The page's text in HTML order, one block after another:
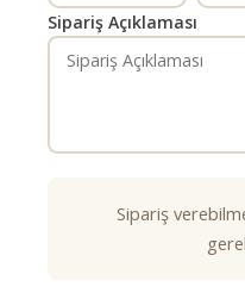
Sipariş Açıklaması
Sipariş